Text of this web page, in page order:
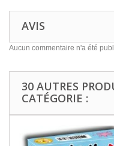
AVIS
Aucun commentaire n'a été
30 AUTRES
CATÉGORIE :